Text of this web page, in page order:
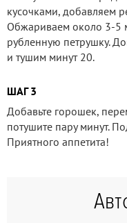
кусочками, добавляем
Обжариваем около 3-5
рубленную петрушку.
и тушим минут 20.
ШАГ 3
Добавьте горошек,
потушите пару минут.
Приятного аппетита!